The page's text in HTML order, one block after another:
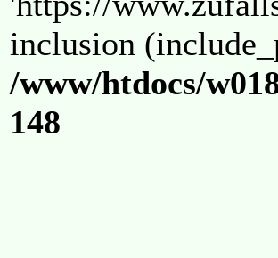
inclusion
/www/htdocs/
148